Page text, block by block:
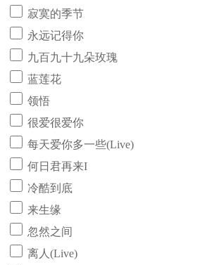
寂寞的季节
永远记得你
九百九十九朵玫瑰
蓝莲花
领悟
很爱很爱你
每天爱你多一些(Live)
何日君再来I
冷酷到底
来生缘
忽然之间
离人(Live)